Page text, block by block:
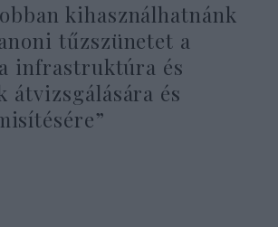
kihasználhatnánk
tűzszünetet a
infrastruktúra és
átvizsgálására és